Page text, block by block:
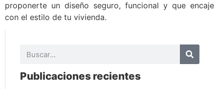
proponerte un diseño seguro, funcional y que encaje
con el estilo de tu vivienda.
Publicaciones recientes